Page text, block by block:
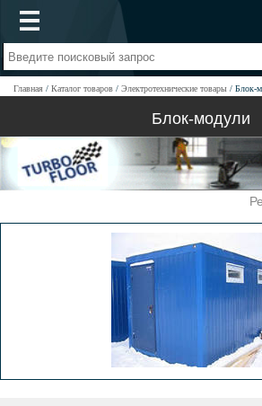
Главная Каталог товаров Электротехнические товары Блок-
Блок-модули